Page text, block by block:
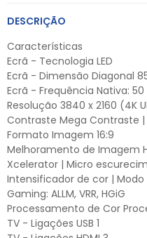
DESCRIÇÃO
Características
Ecrã - Tecnologia LED
Ecrã - Dimensão Diagonal
Ecrã - Frequência Nativa: 50
Resolução 3840 x 2160 (4K
Contraste Mega Contraste
Formato Imagem 16:9
Melhoramento de Imagem
Xcelerator | Micro
Intensificador de cor | Modo
Gaming: ALLM, VRR, HGiG
Processamento de Cor
TV - Ligações USB 1